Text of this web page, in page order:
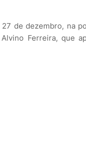
de dezembro, na
Ferreira, que